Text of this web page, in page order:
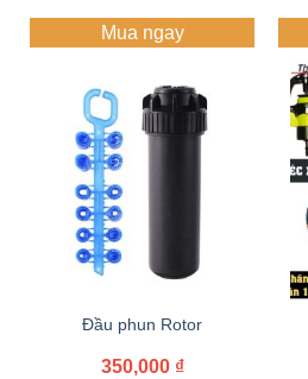
Mua ngay
Đầu phun Rotor
350,000 ₫